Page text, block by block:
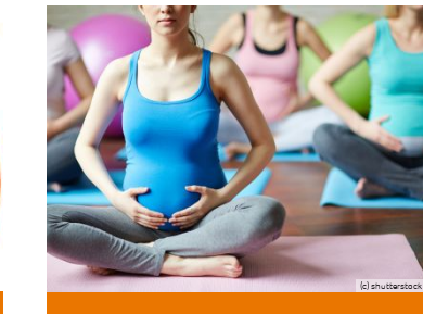
(c) shutterstock